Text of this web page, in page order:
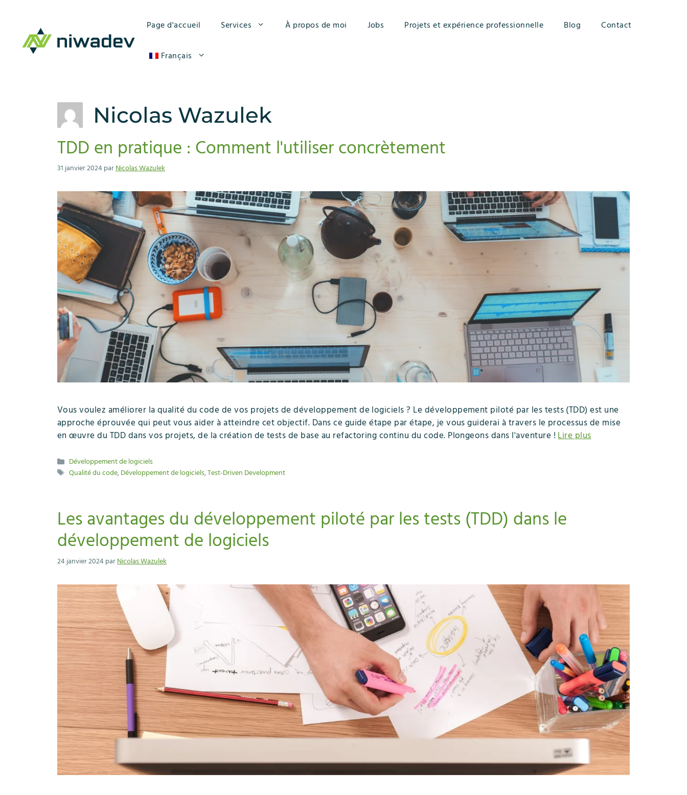
contenu
Page d'accueil Services À propos de moi Jobs Projets et expérience professionnelle Blog Contact
Français
Nicolas Wazulek
TDD en pratique : Comment l'utiliser concrètement
31 janvier 2024parNicolas Wazulek
Vous voulez améliorer la qualité du code de vos projets de développement de logiciels ? Le développement piloté par les tests (TDD) est une
approche éprouvée qui peut vous aider à atteindre cet objectif. Dans ce guide étape par étape, je vous guiderai à travers le processus de mise
en œuvre du TDD dans vos projets, de la création de tests de base au refactoring continu du code. Plongeons dans l'aventure !Lire plus
Catégories
Développement de logiciels
Étiquettes
Qualité du code,Développement de logiciels,Test-Driven Development
Les avantages du développement piloté par les tests (TDD) dans le
développement de logiciels
24 janvier 2024parNicolas Wazulek